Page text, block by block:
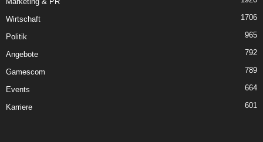
Wirtschaft 1706
Politik 965
Angebote 792
Gamescom 789
Events 664
Karriere 601